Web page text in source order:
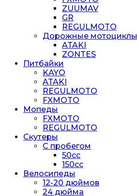
ZUUMAV
GR
REGULMOTO
Дорожные мотоциклы
ATAKI
ZONTES
Питбайки
KAYO
ATAKI
REGULMOTO
FXMOTO
Мопеды
FXMOTO
REGULMOTO
Скутеры
С пробегом
50cc
150cc
Велосипеды
12-20 дюймов
24 дюйма